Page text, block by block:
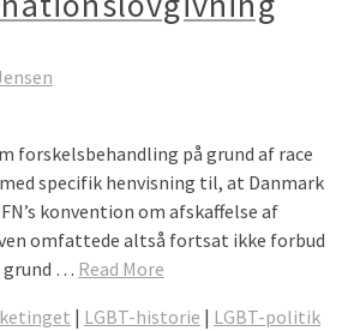
forskelsbehandling på grund af race
specifik henvisning til, at Danmark
konvention om afskaffelse af
omfattede altså fortsat ikke forbud
grund … Read More
| LGBT-historie | LGBT-politik